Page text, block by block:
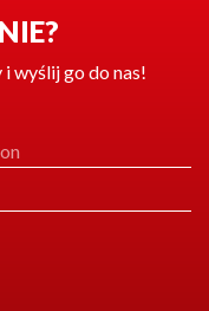
wyślij go do nas!